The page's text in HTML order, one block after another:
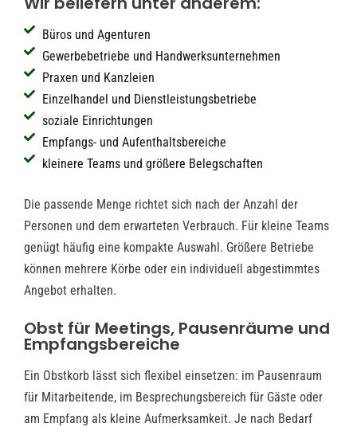
Büros und Agenturen
Gewerbebetriebe und Handwerksunternehmen
Praxen und Kanzleien
Einzelhandel und Dienstleistungsbetriebe
soziale Einrichtungen
Empfangs- und Aufenthaltsbereiche
kleinere Teams und größere Belegschaften
Die passende Menge richtet sich nach der Anzahl der
Personen und dem erwarteten Verbrauch. Für kleine Teams
genügt häufig eine kompakte Auswahl. Größere Betriebe
können mehrere Körbe oder ein individuell abgestimmtes
Angebot erhalten.
Obst für Meetings, Pausenräume und
Empfangsbereiche
Ein Obstkorb lässt sich flexibel einsetzen: im Pausenraum
für Mitarbeitende, im Besprechungsbereich für Gäste oder
am Empfang als kleine Aufmerksamkeit. Je nach Bedarf